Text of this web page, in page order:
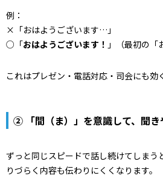
例：
×「おはようございます…」
○「おはようございます！ 」（最初の「
これはプレゼン・電話対応・司会にも効
② 「間（ま）」を意識して、聞き
ずっと同じスピードで話し続けてしまう
りづらく内容も伝わりにくくなります。